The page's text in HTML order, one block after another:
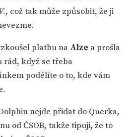
, což tak může způsobit, že ji
platbu na Alze a prošla
rád, když se třeba
podělíte o to, kde vám
nejde přidat do Querka,
od ČSOB, takže tipuji, že to